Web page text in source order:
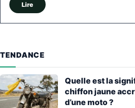
Lire
TENDANCE
Quelle est la
chiffon jaune
d’une moto ?